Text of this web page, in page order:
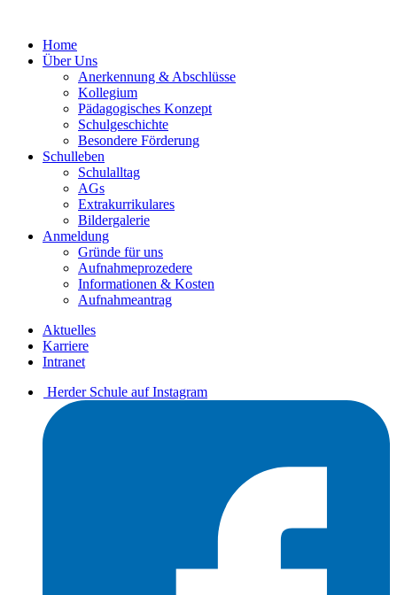
Home
Über Uns
Anerkennung & Abschlüsse
Kollegium
Pädagogisches Konzept
Schulgeschichte
Besondere Förderung
Schulleben
Schulalltag
AGs
Extrakurrikulares
Bildergalerie
Anmeldung
Gründe für uns
Aufnahmeprozedere
Informationen & Kosten
Aufnahmeantrag
Aktuelles
Karriere
Intranet
Herder Schule auf Instagram